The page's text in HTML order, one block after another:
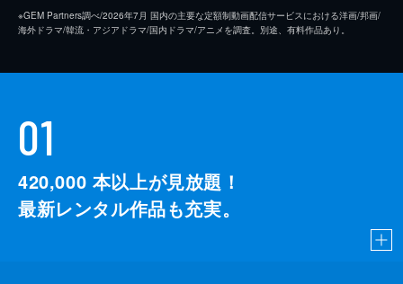
※GEM Partners調べ/2026年7⽉ 国内の主要な定額制動画配信サービスにおける洋画/邦画/
海外ドラマ/韓流・アジアドラマ/国内ドラマ/アニメを調査。別途、有料作品あり。
01
420,000 本以上が見放題！
最新レンタル作品も充実。